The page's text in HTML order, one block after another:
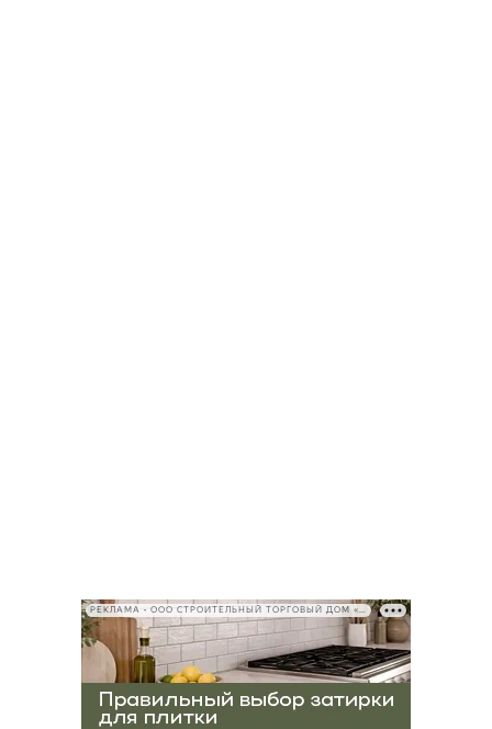
РЕКЛАМА • ООО СТРОИТЕЛЬНЫЙ ТОРГОВЫЙ ДОМ «ПЕТРОВИЧ», ИНН 7802348846